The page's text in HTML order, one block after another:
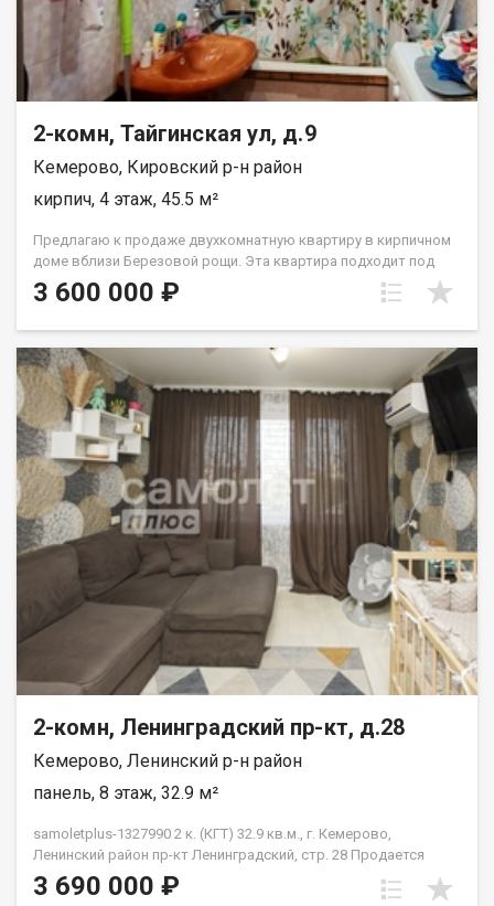
2-комн, Тайгинская ул, д.9
Кемерово, Кировский р-н район
кирпич, 4 этаж, 45.5 м²
Предлагаю к продаже двухкомнатную квартиру в кирпичном
доме вблизи Березовой рощи. Эта квартира подходит под
все виды сделок, любые сертификаты и ипотеку. Квартира
без долгов и обременений. Квартира в жилом состоянии.
так и семьи с детьми, из этой планировки легко сделать 3
комнатную квартиру с двумя раздельными спальнями. Очень
удачное расположение дома: рядом есть детские, школа,
поликлиника обычная и детская, березовая роща для
прогулок, остановка транспорта, магазины и многое другое.
Звоните, договоримся о просмотре квартиры
3 600 000 ₽
2-комн, Ленинградский пр-кт, д.28
Кемерово, Ленинский р-н район
панель, 8 этаж, 32.9 м²
samoletplus-1327990 2 к. (КГТ) 32.9 кв.м., г. Кемерово,
Ленинский район пр-кт Ленинградский, стр. 28 Продается
квартира без дополнительных вложений! Описание: Квартира
с качественным евро ремонтом. Остается вся встроенная
3 690 000 ₽